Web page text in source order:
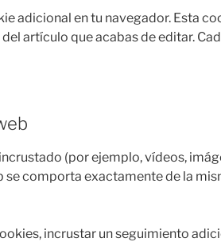
adicional en tu navegador. Esta
artículo que acabas de editar.
(por ejemplo, vídeos,
comporta exactamente de la
incrustar un seguimiento